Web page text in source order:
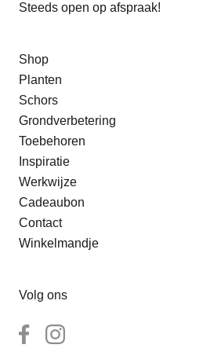
Steeds open op afspraak!
Shop
Planten
Schors
Grondverbetering
Toebehoren
Inspiratie
Werkwijze
Cadeaubon
Contact
Winkelmandje
Volg ons